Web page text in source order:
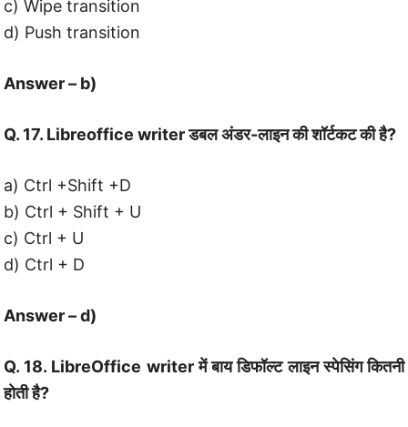
c) Wipe transition
d) Push transition
Answer – b)
Q. 17. Libreoffice writer डबल अंडर-लाइन की शॉर्टकट की है?
a) Ctrl +Shift +D
b) Ctrl + Shift + U
c) Ctrl + U
d) Ctrl + D
Answer – d)
Q. 18. LibreOffice writer में बाय डिफॉल्ट लाइन स्पेसिंग कितनी
होती है?